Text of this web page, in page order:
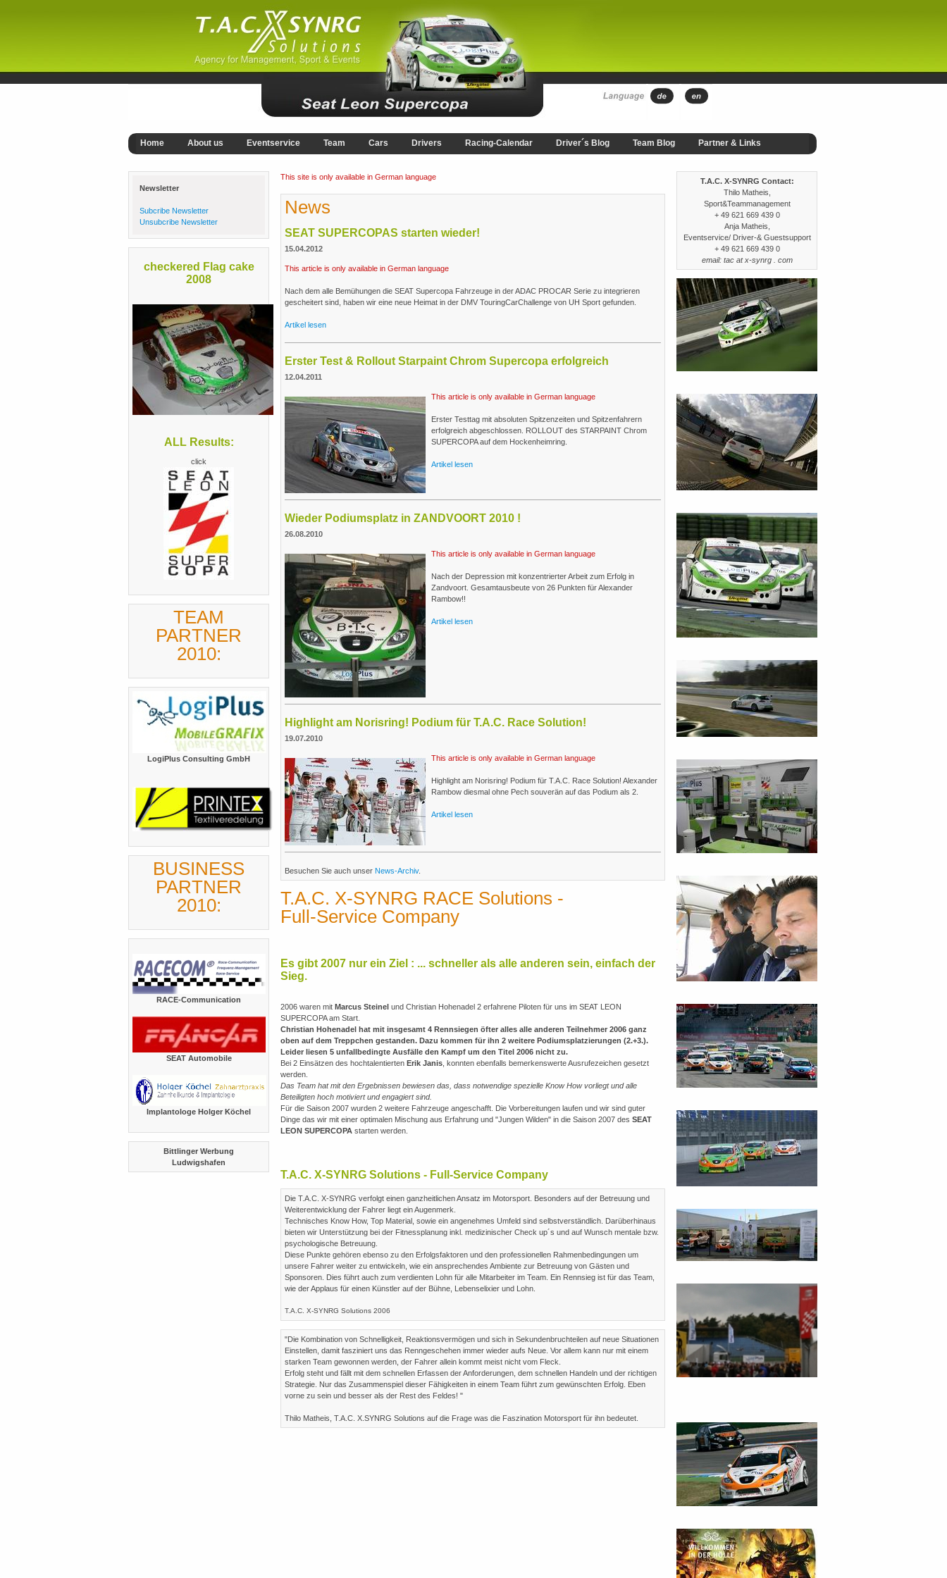
Home About us Eventservice Team Cars Drivers Racing-Calendar Driver´s Blog Team Blog Partner & Links
Newsletter
Subcribe Newsletter
Unsubcribe Newsletter
checkered Flag cake
2008
ALL Results:
click
TEAM
PARTNER
2010:
LogiPlus Consulting GmbH
BUSINESS
PARTNER
2010:
RACE-Communication
SEAT Automobile
Implantologe Holger Köchel
Bittlinger Werbung
Ludwigshafen
This site is only available in German language
News
SEAT SUPERCOPAS starten wieder!
15.04.2012
This article is only available in German language
Nach dem alle Bemühungen die SEAT Supercopa Fahrzeuge in der ADAC PROCAR Serie zu integrieren
gescheitert sind, haben wir eine neue Heimat in der DMV TouringCarChallenge von UH Sport gefunden.
Artikel lesen
Erster Test & Rollout Starpaint Chrom Supercopa erfolgreich
12.04.2011
This article is only available in German language
Erster Testtag mit absoluten Spitzenzeiten und Spitzenfahrern
erfolgreich abgeschlossen. ROLLOUT des STARPAINT Chrom
SUPERCOPA auf dem Hockenheimring.
Artikel lesen
Wieder Podiumsplatz in ZANDVOORT 2010 !
26.08.2010
This article is only available in German language
Nach der Depression mit konzentrierter Arbeit zum Erfolg in
Zandvoort. Gesamtausbeute von 26 Punkten für Alexander
Rambow!!
Artikel lesen
Highlight am Norisring! Podium für T.A.C. Race Solution!
19.07.2010
This article is only available in German language
Highlight am Norisring! Podium für T.A.C. Race Solution! Alexander
Rambow diesmal ohne Pech souverän auf das Podium als 2.
Artikel lesen
Besuchen Sie auch unser News-Archiv.
T.A.C. X-SYNRG RACE Solutions -
Full-Service Company
Es gibt 2007 nur ein Ziel : ... schneller als alle anderen sein, einfach der
Sieg.
2006 waren mit Marcus Steinel und Christian Hohenadel 2 erfahrene Piloten für uns im SEAT LEON
SUPERCOPA am Start.
Christian Hohenadel hat mit insgesamt 4 Rennsiegen öfter alles alle anderen Teilnehmer 2006 ganz
oben auf dem Treppchen gestanden. Dazu kommen für ihn 2 weitere Podiumsplatzierungen (2.+3.).
Leider liesen 5 unfallbedingte Ausfälle den Kampf um den Titel 2006 nicht zu.
Bei 2 Einsätzen des hochtalentierten Erik Janis , konnten ebenfalls bemerkenswerte Ausrufezeichen gesetzt
werden.
Das Team hat mit den Ergebnissen bewiesen das, dass notwendige spezielle Know How vorliegt und alle
Beteiligten hoch motiviert und engagiert sind.
Für die Saison 2007 wurden 2 weitere Fahrzeuge angeschafft. Die Vorbereitungen laufen und wir sind guter
Dinge das wir mit einer optimalen Mischung aus Erfahrung und "Jungen Wilden" in die Saison 2007 des SEAT
LEON SUPERCOPA starten werden.
T.A.C. X-SYNRG Solutions - Full-Service Company
Die T.A.C. X-SYNRG verfolgt einen ganzheitlichen Ansatz im Motorsport. Besonders auf der Betreuung und
Weiterentwicklung der Fahrer liegt ein Augenmerk.
Technisches Know How, Top Material, sowie ein angenehmes Umfeld sind selbstverständlich. Darüberhinaus
bieten wir Unterstützung bei der Fitnessplanung inkl. medizinischer Check up´s und auf Wunsch mentale bzw.
psychologische Betreuung.
Diese Punkte gehören ebenso zu den Erfolgsfaktoren und den professionellen Rahmenbedingungen um
unsere Fahrer weiter zu entwickeln, wie ein ansprechendes Ambiente zur Betreuung von Gästen und
Sponsoren. Dies führt auch zum verdienten Lohn für alle Mitarbeiter im Team. Ein Rennsieg ist für das Team,
wie der Applaus für einen Künstler auf der Bühne, Lebenselixier und Lohn.
T.A.C. X-SYNRG Solutions 2006
"Die Kombination von Schnelligkeit, Reaktionsvermögen und sich in Sekundenbruchteilen auf neue Situationen
Einstellen, damit fasziniert uns das Renngeschehen immer wieder aufs Neue. Vor allem kann nur mit einem
starken Team gewonnen werden, der Fahrer allein kommt meist nicht vom Fleck.
Erfolg steht und fällt mit dem schnellen Erfassen der Anforderungen, dem schnellen Handeln und der richtigen
Strategie. Nur das Zusammenspiel dieser Fähigkeiten in einem Team führt zum gewünschten Erfolg. Eben
vorne zu sein und besser als der Rest des Feldes! "
Thilo Matheis, T.A.C. X.SYNRG Solutions auf die Frage was die Faszination Motorsport für ihn bedeutet.
T.A.C. X-SYNRG Contact:
Thilo Matheis,
Sport&Teammanagement
+ 49 621 669 439 0
Anja Matheis,
Eventservice/ Driver-& Guestsupport
+ 49 621 669 439 0
email: tac at x-synrg . com